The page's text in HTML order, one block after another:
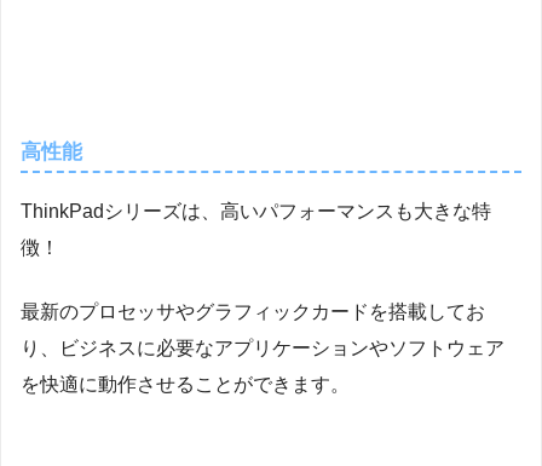
高性能
ThinkPadシリーズは、高いパフォーマンスも大きな特
徴！
最新のプロセッサやグラフィックカードを搭載してお
り、ビジネスに必要なアプリケーションやソフトウェア
を快適に動作させることができます。